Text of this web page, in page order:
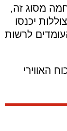
מסוג זה,
יכנסו
לרשות
האווירי